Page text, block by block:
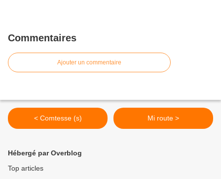
Commentaires
Ajouter un commentaire
< Comtesse (s) Mi route >
Hébergé par Overblog
Top articles